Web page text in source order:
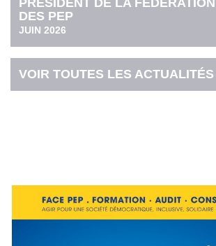
PRÉSIDENT DE LA
DES PEP
JUIN 2026
VOIR TOUTES LES ACTUALITÉS